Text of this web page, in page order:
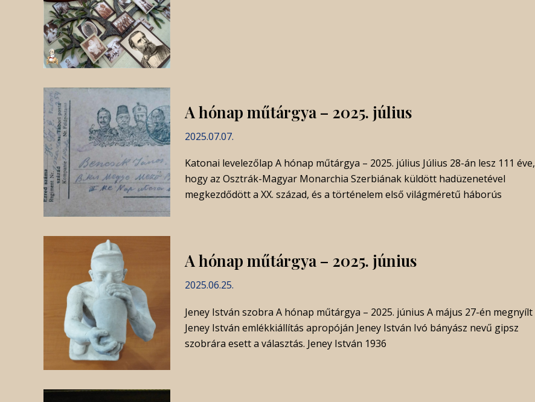
A hónap műtárgya – 2025. július
2025.07.07.
Katonai levelezőlap A hónap műtárgya – 2025. július Július 28-án lesz 111 éve,
hogy az Osztrák-Magyar Monarchia Szerbiának küldött hadüzenetével
megkezdődött a XX. század, és a történelem első világméretű háborús
A hónap műtárgya – 2025. június
2025.06.25.
Jeney István szobra A hónap műtárgya – 2025. június A május 27-én megnyílt
Jeney István emlékkiállítás apropóján Jeney István Ivó bányász nevű gipsz
szobrára esett a választás. Jeney István 1936